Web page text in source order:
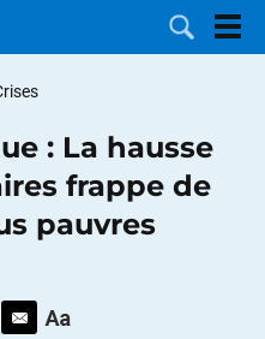
: La hausse
frappe de
pauvres